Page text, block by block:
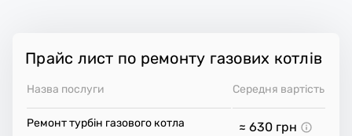
Прайс лист по ремонту газових котлів
Назва послуги Середня вартість
Ремонт турбін газового котла ≈ 630 грн